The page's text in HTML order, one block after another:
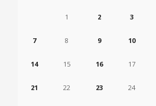
1 2 3
7 8 9 10
14 15 16 17
21 22 23 24